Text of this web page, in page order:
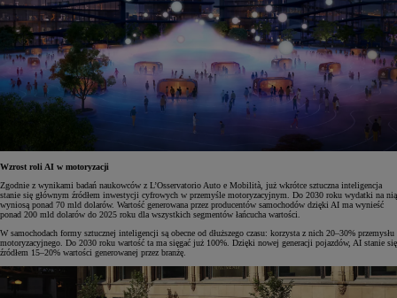
Wzrost roli AI w motoryzacji
Zgodnie z wynikami badań naukowców z L’Osservatorio Auto e Mobilità, już wkrótce sztuczna inteligencja
stanie się głównym źródłem inwestycji cyfrowych w przemyśle motoryzacyjnym. Do 2030 roku wydatki na nią
wyniosą ponad 70 mld dolarów. Wartość generowana przez producentów samochodów dzięki AI ma wynieść
ponad 200 mld dolarów do 2025 roku dla wszystkich segmentów łańcucha wartości.
W samochodach formy sztucznej inteligencji są obecne od dłuższego czasu: korzysta z nich 20–30% przemysłu
motoryzacyjnego. Do 2030 roku wartość ta ma sięgać już 100%. Dzięki nowej generacji pojazdów, AI stanie się
źródłem 15–20% wartości generowanej przez branżę.